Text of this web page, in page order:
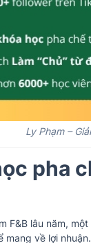
Ly Phạm –
pha
F&B lâu năm,
về lợi